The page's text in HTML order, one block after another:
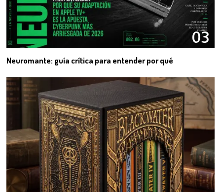
03
Neuromante: guía crítica para entender por qué